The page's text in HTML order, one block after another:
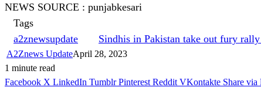
NEWS SOURCE : punjabkesari
Tags
a2znewsupdate
Sindhis in Pakistan take out fury
A2Znews UpdateApril 28, 2023
1 minute read
Facebook X LinkedIn Tumblr Pinterest Reddit VKontakte Share via